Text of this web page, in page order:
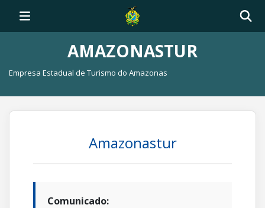
AMAZONASTUR
Empresa Estadual de Turismo do Amazonas
Amazonastur
Comunicado: